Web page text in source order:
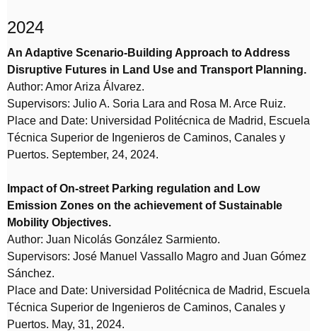
2024
An Adaptive Scenario-Building Approach to Address
Disruptive Futures in Land Use and Transport Planning.
Author: Amor Ariza Álvarez.
Supervisors: Julio A. Soria Lara and Rosa M. Arce Ruiz.
Place and Date: Universidad Politécnica de Madrid, Escuela
Técnica Superior de Ingenieros de Caminos, Canales y
Puertos. September, 24, 2024.
Impact of On-street Parking regulation and Low
Emission Zones on the achievement of Sustainable
Mobility Objectives.
Author: Juan Nicolás González Sarmiento.
Supervisors: José Manuel Vassallo Magro and Juan Gómez
Sánchez.
Place and Date: Universidad Politécnica de Madrid, Escuela
Técnica Superior de Ingenieros de Caminos, Canales y
Puertos. May, 31, 2024.